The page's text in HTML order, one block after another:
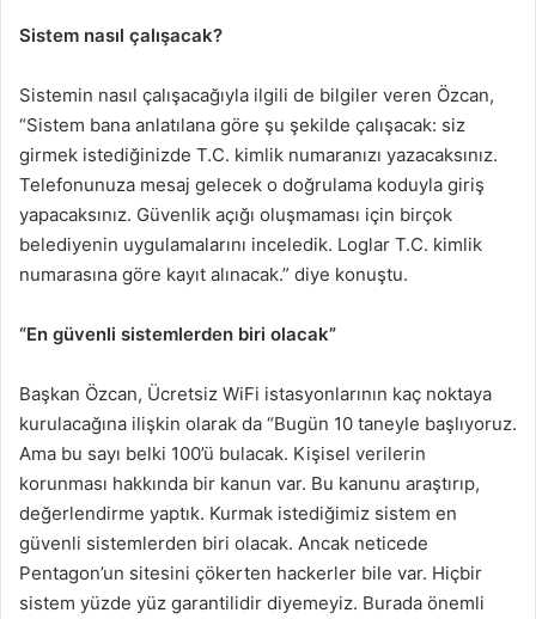
Sistem nasıl çalışacak?
Sistemin nasıl çalışacağıyla ilgili de bilgiler veren Özcan,
“Sistem bana anlatılana göre şu şekilde çalışacak: siz
girmek istediğinizde T.C. kimlik numaranızı yazacaksınız.
Telefonunuza mesaj gelecek o doğrulama koduyla giriş
yapacaksınız. Güvenlik açığı oluşmaması için birçok
belediyenin uygulamalarını inceledik. Loglar T.C. kimlik
numarasına göre kayıt alınacak.” diye konuştu.
“En güvenli sistemlerden biri olacak”
Başkan Özcan, Ücretsiz WiFi istasyonlarının kaç noktaya
kurulacağına ilişkin olarak da “Bugün 10 taneyle başlıyoruz.
Ama bu sayı belki 100’ü bulacak. Kişisel verilerin
korunması hakkında bir kanun var. Bu kanunu araştırıp,
değerlendirme yaptık. Kurmak istediğimiz sistem en
güvenli sistemlerden biri olacak. Ancak neticede
Pentagon’un sitesini çökerten hackerler bile var. Hiçbir
sistem yüzde yüz garantilidir diyemeyiz. Burada önemli